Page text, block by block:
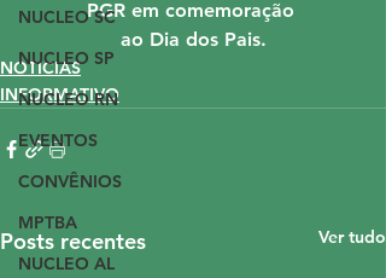
NUCLEO SC
NUCLEO SP
NUCLEO RN
EVENTOS
CONVÊNIOS
MPTBA
NUCLEO AL
PGR em comemoração
ao Dia dos Pais.
NOTICIAS
INFORMATIVO
Posts recentes Ver tudo